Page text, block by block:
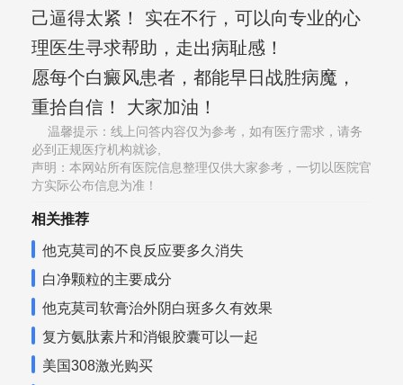
己逼得太紧！ 实在不行，可以向专业的心
理医生寻求帮助，走出病耻感！
愿每个白癜风患者，都能早日战胜病魔，
重拾自信！ 大家加油！
温馨提示：线上问答内容仅为参考，如有医疗需求，请务
必到正规医疗机构就诊,
声明：本网站所有医院信息整理仅供大家参考，一切以医院官
方实际公布信息为准！
相关推荐
他克莫司的不良反应要多久消失
白净颗粒的主要成分
他克莫司软膏治外阴白斑多久有效果
复方氨肽素片和消银胶囊可以一起
美国308激光购买